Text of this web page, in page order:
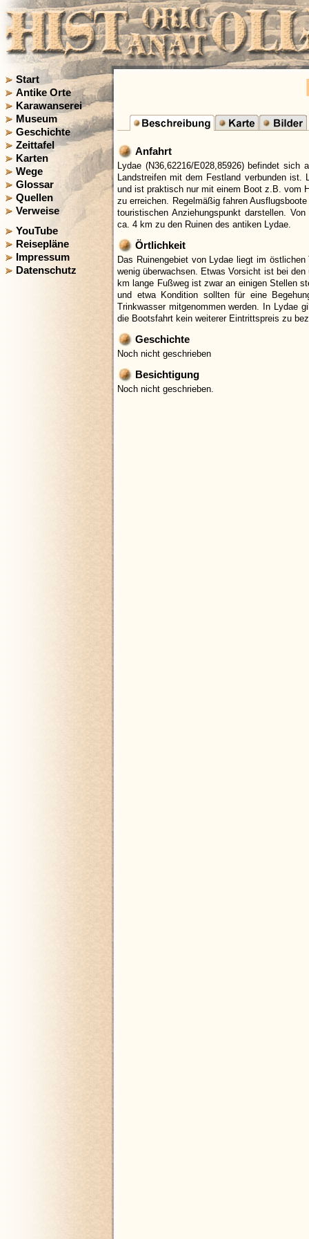
Start
Antike Orte
Karawanserei
Museum
Geschichte
Zeittafel
Karten
Wege
Glossar
Quellen
Verweise
YouTube
Reisepläne
Impressum
Datenschutz
Anfahrt
Lydae (N36,62216/E028,85926) befindet sich
Landstreifen mit dem Festland verbunden
und ist praktisch nur mit einem Boot z.B. vom
zu erreichen. Regelmäßig fahren
touristischen Anziehungspunkt darstellen.
ca. 4 km zu den Ruinen des antiken Lydae.
Örtlichkeit
Das Ruinengebiet von Lydae liegt im
wenig überwachsen. Etwas Vorsicht ist bei
km lange Fußweg ist zwar an einigen Stellen
und etwa Kondition sollten für eine
Trinkwasser mitgenommen werden. In Lydae
die Bootsfahrt kein weiterer Eintrittspreis zu
Geschichte
Noch nicht geschrieben
Besichtigung
Noch nicht geschrieben.